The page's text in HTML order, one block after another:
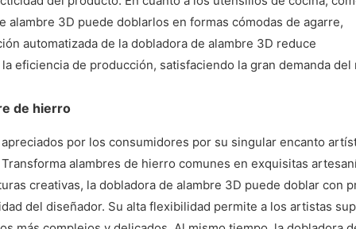
3D puede doblarlos en formas cómodas de agarre,
automatizada de la dobladora de alambre 3D reduce
eficiencia de producción, satisfaciendo la gran demanda del
de hierro
por los consumidores por su singular encanto
alambres de hierro comunes en exquisitas
creativas, la dobladora de alambre 3D puede doblar con
del diseñador. Su alta flexibilidad permite a los artistas